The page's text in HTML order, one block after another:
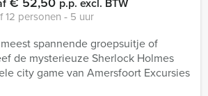
12 personen ‐ 5 uur
spannende groepsuitje of
de mysterieuze Sherlock Holmes
city game van Amersfoort Excursies